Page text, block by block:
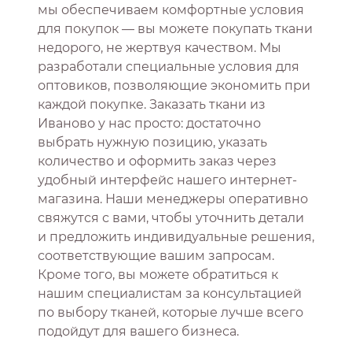
мы обеспечиваем комфортные условия
для покупок — вы можете покупать ткани
недорого, не жертвуя качеством. Мы
разработали специальные условия для
оптовиков, позволяющие экономить при
каждой покупке. Заказать ткани из
Иваново у нас просто: достаточно
выбрать нужную позицию, указать
количество и оформить заказ через
удобный интерфейс нашего интернет-
магазина. Наши менеджеры оперативно
свяжутся с вами, чтобы уточнить детали
и предложить индивидуальные решения,
соответствующие вашим запросам.
Кроме того, вы можете обратиться к
нашим специалистам за консультацией
по выбору тканей, которые лучше всего
подойдут для вашего бизнеса.